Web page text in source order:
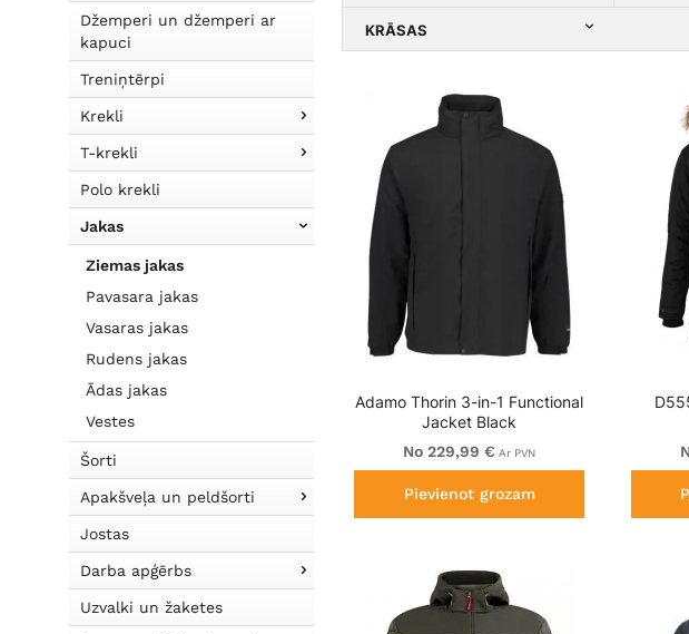
Džemperi un džemperi ar
kapuci
Treniņtērpi
Krekli
T-krekli
Polo krekli
Jakas
Ziemas jakas
Pavasara jakas
Vasaras jakas
Rudens jakas
Ādas jakas
Vestes
Šorti
Apakšveļa un peldšorti
Jostas
Darba apģērbs
Uzvalki un žaketes
KRĀSAS
Adamo Thorin 3-in-1 Functional
Jacket Black
No 229,99 € Ar PVN
Pievienot grozam